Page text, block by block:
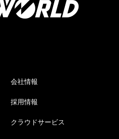
会社情報
採用情報
クラウドサービス